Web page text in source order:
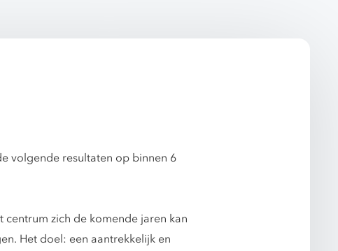
volgende resultaten op binnen 6
centrum zich de komende jaren kan
Het doel: een aantrekkelijk en